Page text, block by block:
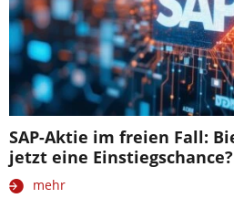
SAP-Aktie im freien Fall:
jetzt eine Einstiegschance?
mehr